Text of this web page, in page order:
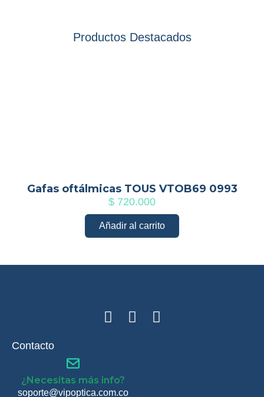
Productos Destacados
Gafas oftálmicas TOUS VTOB69 0993
$ 720.000
Añadir al carrito
Contacto
¿Necesitas más info?
soporte@vipoptica.com.co